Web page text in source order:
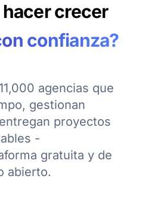
crecer
confianza?
agencias que
gestionan
proyectos
-
gratuita y de
abierto.